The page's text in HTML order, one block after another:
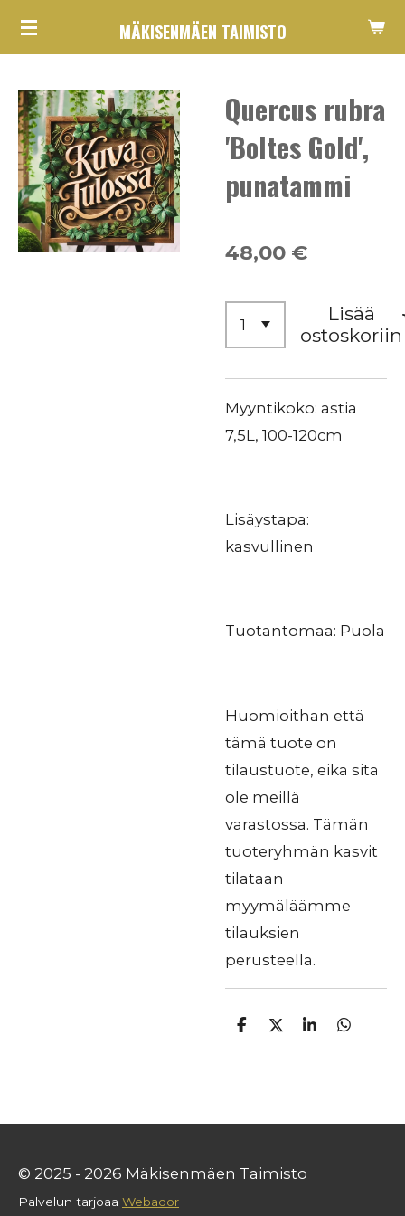
Siirry
MÄKISENMÄEN TAIMISTO
Quercus rubra
'Boltes Gold',
punatammi
48,00 €
Lisää
ostoskoriin
Myyntikoko: astia
7,5L, 100-120cm
Lisäystapa:
kasvullinen
Tuotantomaa: Puola
Huomioithan että
tämä tuote on
tilaustuote, eikä sitä
ole meillä
varastossa. Tämän
tuoteryhmän kasvit
tilataan
myymäläämme
tilauksien
perusteella.
J
J
J
J
© 2025 - 2026 Mäkisenmäen Taimisto
Palvelun tarjoaa Webador